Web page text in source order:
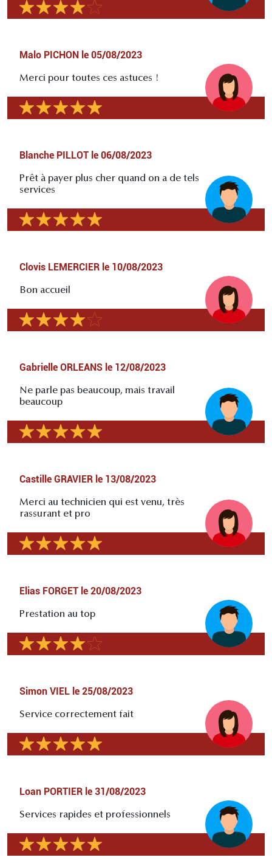
Malo PICHON le 05/08/2023
Merci pour toutes ces astuces !
Blanche PILLOT le 06/08/2023
Prêt à payer plus cher quand on a de tels
services
Clovis LEMERCIER le 10/08/2023
Bon accueil
Gabrielle ORLEANS le 12/08/2023
Ne parle pas beaucoup, mais travail
beaucoup
Castille GRAVIER le 13/08/2023
Merci au technicien qui est venu, très
rassurant et pro
Elias FORGET le 20/08/2023
Prestation au top
Simon VIEL le 25/08/2023
Service correctement fait
Loan PORTIER le 31/08/2023
Services rapides et professionnels